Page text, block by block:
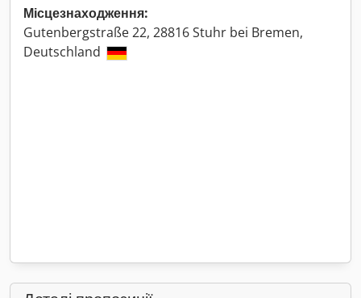
Місцезнаходження:
Gutenbergstraße 22, 28816 Stuhr bei Bremen,
Deutschland